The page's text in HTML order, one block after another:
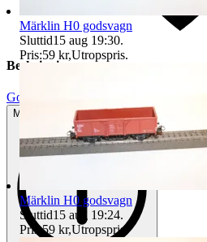
Beskrivning
Gott använt skick
Mindre tecken på användning
Märklin H0 godsvagn
Sluttid15 aug 19:30.
Pris:59 kr,Utropspris.
Märklin H0 godsvagn
Sluttid15 aug 19:24.
Pris:59 kr,Utropspris